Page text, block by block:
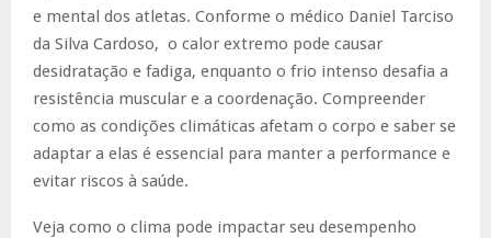
e mental dos atletas. Conforme o médico Daniel Tarciso
da Silva Cardoso, o calor extremo pode causar
desidratação e fadiga, enquanto o frio intenso desafia a
resistência muscular e a coordenação. Compreender
como as condições climáticas afetam o corpo e saber se
adaptar a elas é essencial para manter a performance e
evitar riscos à saúde.
Veja como o clima pode impactar seu desempenho